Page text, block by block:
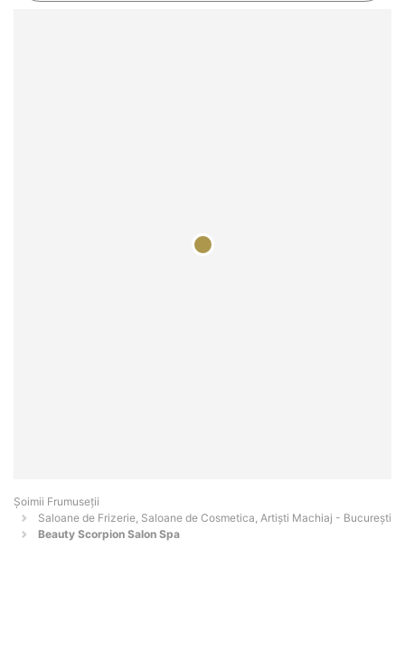
Șoimii Frumuseții
Saloane de Frizerie, Saloane de Cosmetica, Artiști Machiaj - Bucureşti
Beauty Scorpion Salon Spa